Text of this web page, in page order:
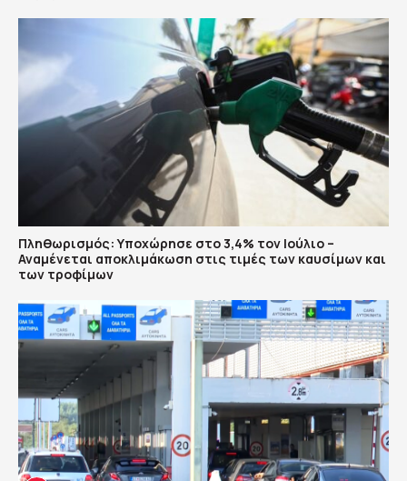
Πληθωρισμός: Υποχώρησε στο 3,4% τον Ιούλιο –
Αναμένεται αποκλιμάκωση στις τιμές των καυσίμων και
των τροφίμων